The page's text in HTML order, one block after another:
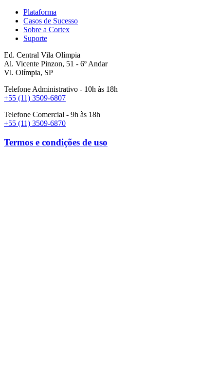
Plataforma
Casos de Sucesso
Sobre a Cortex
Suporte
Ed. Central Vila Olímpia
Al. Vicente Pinzon, 51 - 6º Andar
Vl. Olímpia, SP
Telefone Administrativo - 10h às 18h
+55 (11) 3509-6807
Telefone Comercial - 9h às 18h
+55 (11) 3509-6870
Termos e condições de uso